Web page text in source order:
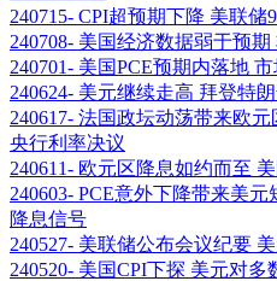
240715- CPI超预期下降 美联
240708- 美国经济数据弱于预
240701- 美国PCE预期内落地
240624- 美元继续走高 拜登特
240617- 法国政坛动荡带来欧
央行利率决议
240611- 欧元区降息如约而至
240603- PCE意外下降带来美
降息信号
240527- 美联储公布会议纪要
240520- 美国CPI下探 美元对多